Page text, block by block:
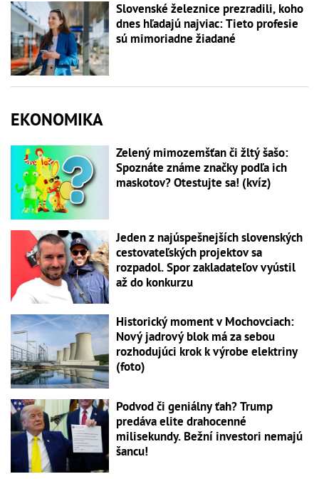
Slovenské železnice prezradili, koho
dnes hľadajú najviac: Tieto profesie
sú mimoriadne žiadané
EKONOMIKA
Zelený mimozemšťan či žltý šašo:
Spoznáte známe značky podľa ich
maskotov? Otestujte sa! (kvíz)
Jeden z najúspešnejších slovenských
cestovateľských projektov sa
rozpadol. Spor zakladateľov vyústil
až do konkurzu
Historický moment v Mochovciach:
Nový jadrový blok má za sebou
rozhodujúci krok k výrobe elektriny
(foto)
Podvod či geniálny ťah? Trump
predáva elite drahocenné
milisekundy. Bežní investori nemajú
šancu!